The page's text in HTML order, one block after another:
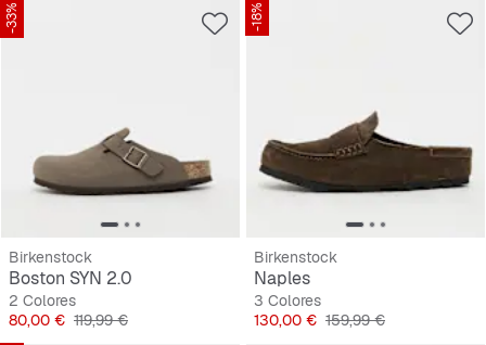
-33%
Birkenstock
Boston SYN 2.0
2 Colores
Precio
80,00 € Precio original
119,99 €
-18%
Birkenstock
Naples
3 Colores
Precio
130,00 € Precio original
159,99 €